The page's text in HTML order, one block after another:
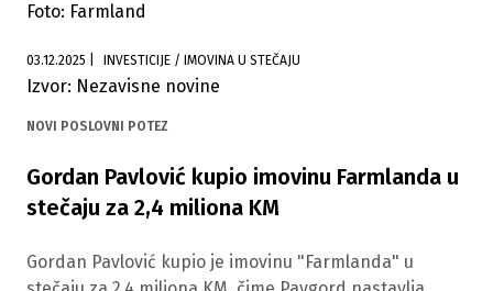
Foto: Farmland
03.12.2025 INVESTICIJE / IMOVINA U STEČAJU
Izvor: Nezavisne novine
NOVI POSLOVNI POTEZ
Gordan Pavlović kupio imovinu Farmlanda u
stečaju za 2,4 miliona KM
Gordan Pavlović kupio je imovinu "Farmlanda" u